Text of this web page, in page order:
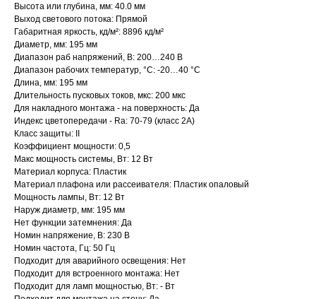
Высота или глубина, мм: 40.0 мм
Выход светового потока: Прямой
Габаритная яркость, кд/м²: 8896 кд/м²
Диаметр, мм: 195 мм
Диапазон раб напряжений, В: 200…240 В
Диапазон рабочих температур, °C: -20…40 °C
Длина, мм: 195 мм
Длительность пусковых токов, мкс: 200 мкс
Для накладного монтажа - на поверхность: Да
Индекс цветопередачи - Ra: 70-79 (класс 2A)
Класс защиты: II
Коэффициент мощности: 0,5
Макс мощность системы, Вт: 12 Вт
Материал корпуса: Пластик
Материал плафона или рассеивателя: Пластик опаловый
Мощность лампы, Вт: 12 Вт
Наруж диаметр, мм: 195 мм
Нет функции затемнения: Да
Номин напряжение, В: 230 В
Номин частота, Гц: 50 Гц
Подходит для аварийного освещения: Нет
Подходит для встроенного монтажа: Нет
Подходит для ламп мощностью, Вт: - Вт